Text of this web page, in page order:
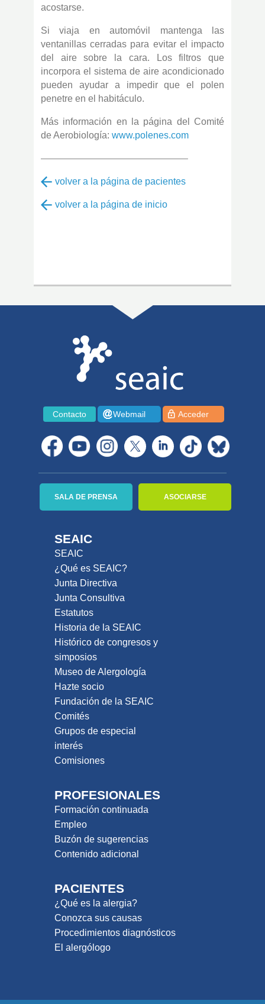
acostarse.
Si viaja en automóvil mantenga las
ventanillas cerradas para evitar el impacto
del aire sobre la cara. Los filtros que
incorpora el sistema de aire acondicionado
pueden ayudar a impedir que el polen
penetre en el habitáculo.
Más información en la página del Comité
de Aerobiología: www.polenes.com
———————————————–
volver a la página de pacientes
volver a la página de inicio
Contacto Webmail Acceder
SEAIC
SEAIC
¿Qué es SEAIC?
Junta Directiva
Junta Consultiva
Estatutos
Historia de la SEAIC
Histórico de congresos y
simposios
Museo de Alergología
Hazte socio
Fundación de la SEAIC
Comités
Grupos de especial
interés
Comisiones
PROFESIONALES
Formación continuada
Empleo
Buzón de sugerencias
Contenido adicional
PACIENTES
¿Qué es la alergia?
Conozca sus causas
Procedimientos diagnósticos
El alergólogo
SALA DE PRENSA ASOCIARSE